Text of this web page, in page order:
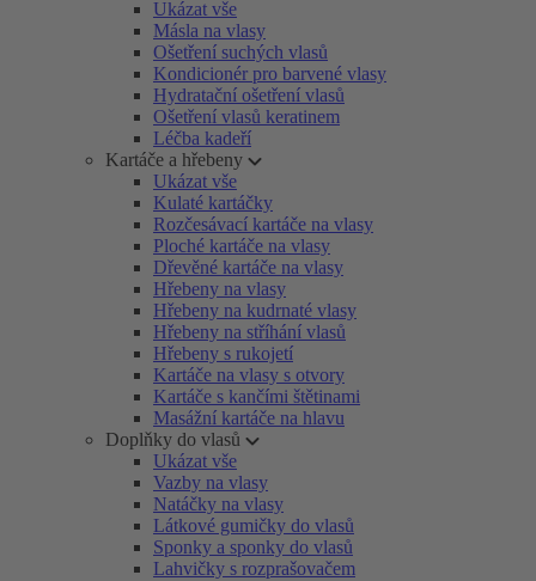
Ukázat vše
Másla na vlasy
Ošetření suchých vlasů
Kondicionér pro barvené vlasy
Hydratační ošetření vlasů
Ošetření vlasů keratinem
Léčba kadeří
Kartáče a hřebeny
Ukázat vše
Kulaté kartáčky
Rozčesávací kartáče na vlasy
Ploché kartáče na vlasy
Dřevěné kartáče na vlasy
Hřebeny na vlasy
Hřebeny na kudrnaté vlasy
Hřebeny na stříhání vlasů
Hřebeny s rukojetí
Kartáče na vlasy s otvory
Kartáče s kančími štětinami
Masážní kartáče na hlavu
Doplňky do vlasů
Ukázat vše
Vazby na vlasy
Natáčky na vlasy
Látkové gumičky do vlasů
Sponky a sponky do vlasů
Lahvičky s rozprašovačem